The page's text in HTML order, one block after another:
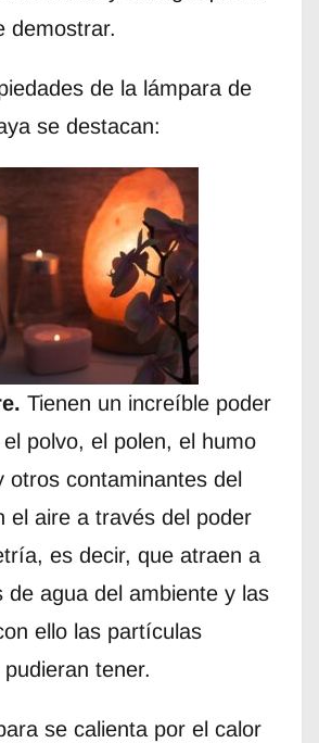
demostrar.
de la lámpara de
se destacan:
Tienen un increíble poder
polvo, el polen, el humo
otros contaminantes del
el aire a través del poder
es decir, que atraen a
de agua del ambiente y las
ello las partículas
tener.
se calienta por el calor